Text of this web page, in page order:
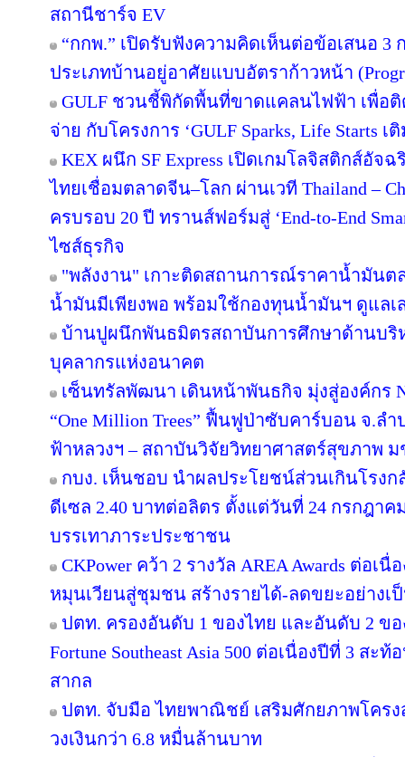
สถานีชาร์จ EV
“กกพ.” เปิดรับฟังความคิดเห็นต่อข้อเสนอ 3
ประเภทบ้านอยู่อาศัยแบบอัตราก้าวหน้า
GULF ชวนชี้พิกัดพื้นที่ขาดแคลนไฟฟ้า เพื่อ
จ่าย กับโครงการ ‘GULF Sparks, Life Starts
KEX ผนึก SF Express เปิดเกมโลจิสติกส์อัจ
ไทยเชื่อมตลาดจีน–โลก ผ่านเวที Thailand –
ครบรอบ 20 ปี ทรานส์ฟอร์มสู่ ‘End-to-End
ไซส์ธุรกิจ
"พลังงาน" เกาะติดสถานการณ์ราคาน้ำมันต
น้ำมันมีเพียงพอ พร้อมใช้กองทุนน้ำมันฯ ดูแล
บ้านปูผนึกพันธมิตรสถาบันการศึกษาด้านบริ
บุคลากรแห่งอนาคต
เซ็นทรัลพัฒนา เดินหน้าพันธกิจ มุ่งสู่องค์กร
“One Million Trees” ฟื้นฟูป่าซับคาร์บอน จ.ล
ฟ้าหลวงฯ – สถาบันวิจัยวิทยาศาสตร์สุขภาพ ม
กบง. เห็นชอบ นำผลประโยชน์ส่วนเกินโรง
ดีเซล 2.40 บาทต่อลิตร ตั้งแต่วันที่ 24 กรกฎาค
บรรเทาภาระประชาชน
CKPower คว้า 2 รางวัล AREA Awards ต่อเ
หมุนเวียนสู่ชุมชน สร้างรายได้-ลดขยะอย่างเ
ปตท. ครองอันดับ 1 ของไทย และอันดับ 2 ขอ
Fortune Southeast Asia 500 ต่อเนื่องปีที่ 3 ส
สากล
ปตท. จับมือ ไทยพาณิชย์ เสริมศักยภาพโคร
วงเงินกว่า 6.8 หมื่นล้านบาท